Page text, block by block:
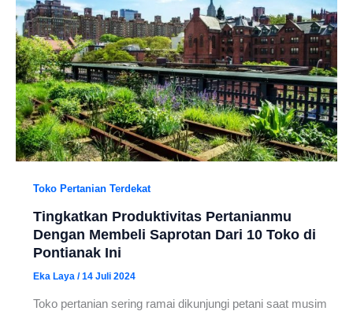
Toko Pertanian Terdekat
Tingkatkan Produktivitas Pertanianmu
Dengan Membeli Saprotan Dari 10 Toko di
Pontianak Ini
Eka Laya /14 Juli 2024
Toko pertanian sering ramai dikunjungi petani saat musim